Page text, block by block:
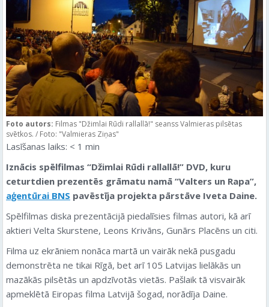
Foto autors: Filmas "Džimlai Rūdi rallallā!" seanss Valmieras pilsētas
svētkos. / Foto: "Valmieras Ziņas"
Lasīšanas laiks: < 1 min
Iznācis spēlfilmas “Džimlai Rūdi rallallā!” DVD, kuru
ceturtdien prezentēs grāmatu namā “Valters un Rapa”,
aģentūrai BNS pavēstīja projekta pārstāve Iveta Daine.
Spēlfilmas diska prezentācijā piedalīsies filmas autori, kā arī
aktieri Velta Skurstene, Leons Krivāns, Gunārs Placēns un citi.
Filma uz ekrāniem nonāca martā un vairāk nekā pusgadu
demonstrēta ne tikai Rīgā, bet arī 105 Latvijas lielākās un
mazākās pilsētās un apdzīvotās vietās. Pašlaik tā visvairāk
apmeklētā Eiropas filma Latvijā šogad, norādīja Daine.